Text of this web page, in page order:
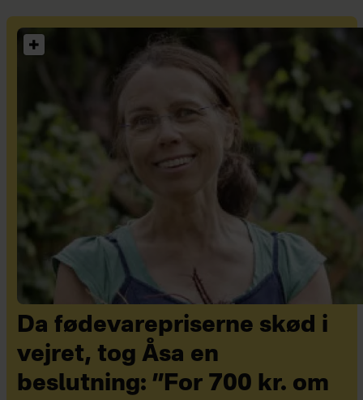
Da fødevarepriserne skød i
vejret, tog Åsa en
beslutning: ”For 700 kr. om